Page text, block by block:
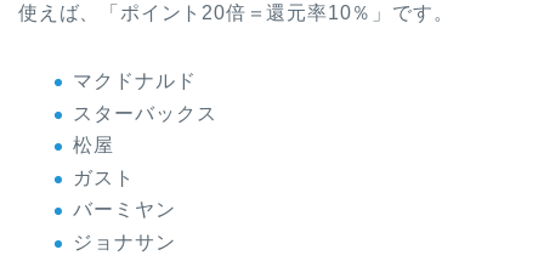
使えば、「ポイント20倍＝還元率10％」です。
マクドナルド
スターバックス
松屋
ガスト
バーミヤン
ジョナサン